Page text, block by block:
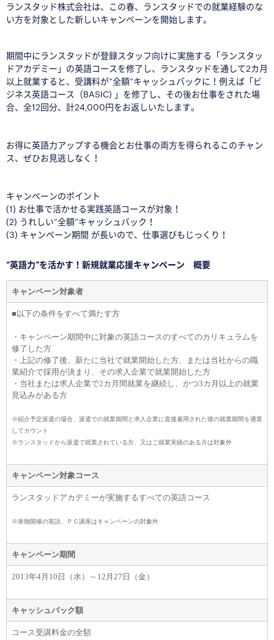
ランスタッド株式会社は、この春、ランスタッドでの就業経験のな
い方を対象とした新しいキャンペーンを開始します。
期間中にランスタッドが登録スタッフ向けに実施する「ランスタッ
ドアカデミー」の英語コースを修了し、ランスタッドを通して2カ月
以上就業すると、受講料が“全額”キャッシュバックに！例えば「ビ
ジネス英語コース（BASIC) 」を修了し、その後お仕事をされた場
合、全12回分、計24,000円をお返しいたします。
お得に英語力アップする機会とお仕事の両方を得られるこのチャン
ス、ぜひお見逃しなく！
キャンペーンのポイント
(1) お仕事で活かせる実践英語コースが対象！
(2) うれしい“全額”キャッシュバック！
(3) キャンペーン期間 が長いので、仕事選びもじっくり！
“英語力”を活かす！新規就業応援キャンペーン 概要
キャンペーン対象者
■ 以下の条件をすべて満たす方
・キャンペーン期間中に対象の英語コースのすべてのカリキュラムを
修了した方
・上記の修了後、新たに当社で就業開始した方、または当社からの職
業紹介で採用が決まり、その求人企業で就業開始した方
・当社または求人企業で2カ月間就業を継続し、かつ3カ月以上の就業
見込みがある方
※紹介予定派遣の場合、派遣での就業期間と求人企業に直接雇用された後の就業期間を通算
してカウント
※ランスタッドから派遣で就業されている方、又はご就業実績のある方は対象外
キャンペーン対象コース
ランスタッドアカデミーが実施するすべての英語コース
※単独開催の英語、ＰＣ講座はキャンペーンの対象外
キャンペーン期間
2013年4月10日（水）～12月27日（金）
キャッシュバック額
コース受講料金の全額